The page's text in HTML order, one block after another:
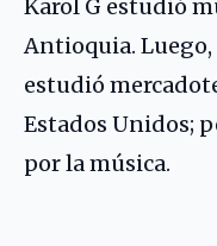
Karol G estudió
Antioquia.
estudió
Estados Unidos;
por la música.